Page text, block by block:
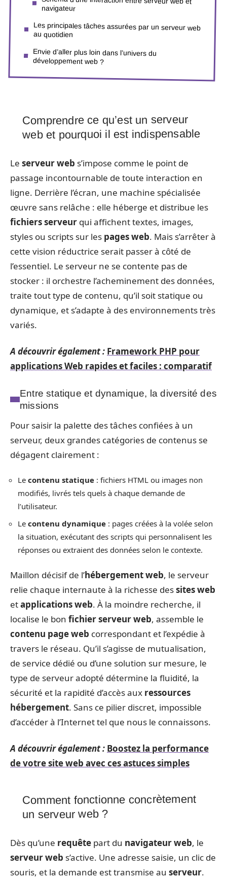
navigateur
Les principales tâches assurées par un serveur web
au quotidien
Envie d’aller plus loin dans l’univers du
développement web ?
Comprendre ce qu’est un serveur
web et pourquoi il est indispensable
Le serveur web s’impose comme le point de
passage incontournable de toute interaction en
ligne. Derrière l’écran, une machine spécialisée
œuvre sans relâche : elle héberge et distribue les
fichiers serveur qui affichent textes, images,
styles ou scripts sur les pages web. Mais s’arrêter à
cette vision réductrice serait passer à côté de
l’essentiel. Le serveur ne se contente pas de
stocker : il orchestre l’acheminement des données,
traite tout type de contenu, qu’il soit statique ou
dynamique, et s’adapte à des environnements très
variés.
A découvrir également : Framework PHP pour
applications Web rapides et faciles : comparatif
Entre statique et dynamique, la diversité des
missions
Pour saisir la palette des tâches confiées à un
serveur, deux grandes catégories de contenus se
dégagent clairement :
Le contenu statique : fichiers HTML ou images non
modifiés, livrés tels quels à chaque demande de
l’utilisateur.
Le contenu dynamique : pages créées à la volée selon
la situation, exécutant des scripts qui personnalisent les
réponses ou extraient des données selon le contexte.
Maillon décisif de l’hébergement web, le serveur
relie chaque internaute à la richesse dessites web
etapplications web. À la moindre recherche, il
localise le bon fichier serveur web, assemble le
contenu page web correspondant et l’expédie à
travers le réseau. Qu’il s’agisse de mutualisation,
de service dédié ou d’une solution sur mesure, le
type de serveur adopté détermine la fluidité, la
sécurité et la rapidité d’accès aux ressources
hébergement. Sans ce pilier discret, impossible
d’accéder à l’Internet tel que nous le connaissons.
A découvrir également : Boostez la performance
de votre site web avec ces astuces simples
Comment fonctionne concrètement
un serveur web ?
Dès qu’une requête part du navigateur web, le
serveur web s’active. Une adresse saisie, un clic de
souris, et la demande est transmise au serveur.